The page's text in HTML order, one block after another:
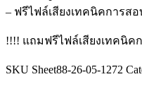
สูง
ชิ้น
– ฟรีไฟล์เสียงเทคนิคการส
!!!! แถมฟรีไฟล์เสียงเทคนิ
SKU Sheet88-26-05-1272